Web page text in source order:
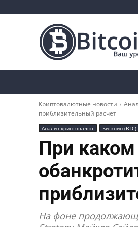
Криптовалютные новости
приблизительный расчет
Анализ криптовалют Биткоин (BTC)
При
На фоне